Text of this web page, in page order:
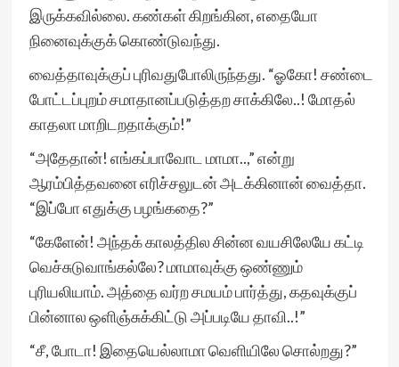
இருக்கவில்லை. கண்கள் கிறங்கின, எதையோ
நினைவுக்குக் கொண்டுவந்து.
வைத்தாவுக்குப் புரிவதுபோலிருந்தது. “ஓகோ! சண்டை
போட்டப்புறம் சமாதானப்படுத்தற சாக்கிலே..! மோதல்
காதலா மாறிடறதாக்கும்!”
“அதேதான்! எங்கப்பாவோட மாமா..,” என்று
ஆரம்பித்தவனை எரிச்சலுடன் அடக்கினான் வைத்தா.
“இப்போ எதுக்கு பழங்கதை?”
“கேளேன்! அந்தக் காலத்தில சின்ன வயசிலேயே கட்டி
வெச்சுடுவாங்கல்லே? மாமாவுக்கு ஒண்ணும்
புரியலியாம். அத்தை வர்ற சமயம் பார்த்து, கதவுக்குப்
பின்னால ஒளிஞ்சுக்கிட்டு அப்படியே தாவி..!”
“சீ, போடா! இதையெல்லாமா வெளியிலே சொல்றது?”